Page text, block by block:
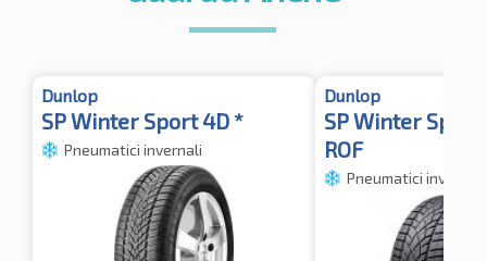
Dunlop
SP Winter Sport 4D *
Pneumatici invernali
Dunlop
SP Winter Sport
ROF
Pneumatici invernali